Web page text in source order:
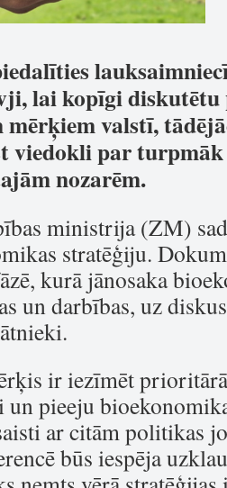
lai kopīgi diskutētu
valstī,
viedokli par turpmāk
nozarēm.
ministrija (ZM)
stratēģiju.
kurā jānosaka
un darbības, uz
ir iezīmēt
pieeju
ar citām politikas
būs iespēja